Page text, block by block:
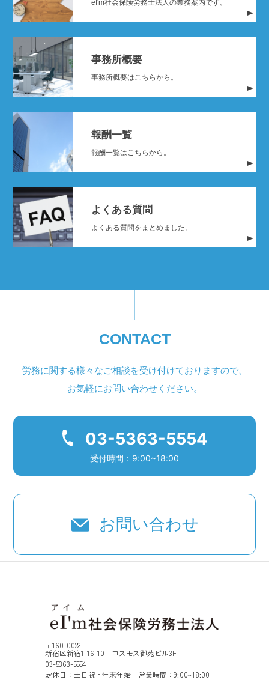
eI'm社会保険労務士法人の業務案内です。
事務所概要
事務所概要はこちらから。
報酬一覧
報酬一覧はこちらから。
よくある質問
よくある質問をまとめました。
CONTACT
労務に関する様々なご相談を受け付けておりますので、
お気軽にお問い合わせください。
03-5363-5554
受付時間：9:00~18:00
お問い合わせ
〒160-0022
新宿区新宿1-16-10 コスモス御苑ビル3F
03-5363-5554
定休日：土日祝・年末年始 営業時間：9:00~18:00